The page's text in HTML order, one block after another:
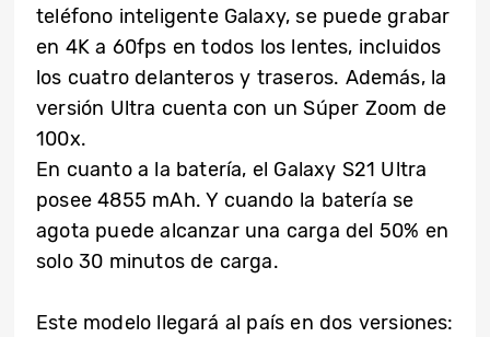
teléfono inteligente Galaxy, se puede grabar
en 4K a 60fps en todos los lentes, incluidos
los cuatro delanteros y traseros. Además, la
versión Ultra cuenta con un Súper Zoom de
100x.
En cuanto a la batería, el Galaxy S21 Ultra
posee 4855 mAh. Y cuando la batería se
agota puede alcanzar una carga del 50% en
solo 30 minutos de carga.
Este modelo llegará al país en dos versiones: